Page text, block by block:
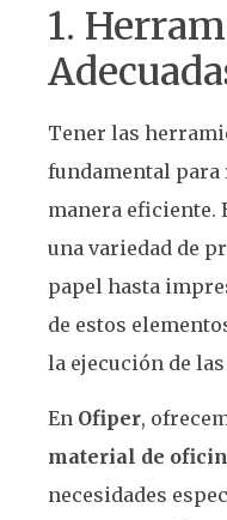
1.
Tener las
fundamental para
manera eficiente.
una variedad de
papel hasta
de estos
la ejecución de
En Ofiper,
material de
necesidades